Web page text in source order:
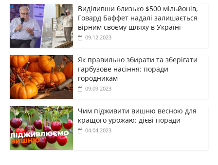
Виділивши близько $500 мільйонів,
Говард Баффет надалі залишається
вірним своєму шляху в Україні
09.12.2023
Як правильно збирати та зберігати
гарбузове насіння: поради
городникам
09.09.2023
Чим підживити вишню весною для
кращого урожаю: дієві поради
04.04.2023